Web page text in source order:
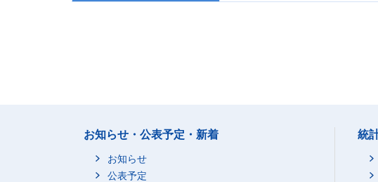
お知らせ・公表予定・新着
お知らせ
公表予定
統